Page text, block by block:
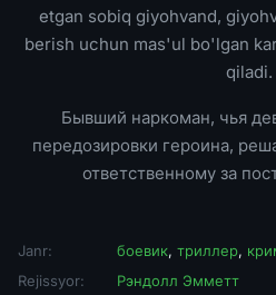
etgan sobiq giyohvand,
berish uchun mas'ul bo'lgan
qiladi.
Бывший наркоман, чья
передозировки героина,
ответственному за
Janr: боевик, триллер,
Rejissyor:
Рэндолл Эмметт